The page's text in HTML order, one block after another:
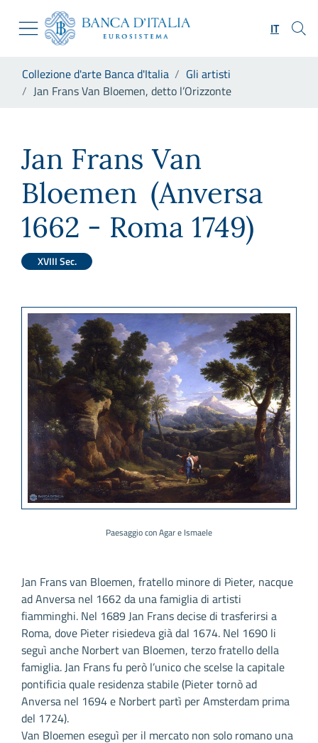
Skip to Main Content
Vai al sito istituzionale
Vai al menu di navigazione
Vai alla ricerca
Vai al footer
IT
Collezione d'arte Banca d'Italia
Gli artisti
Jan Frans Van Bloemen, detto l’Orizzonte
Jan Frans Van
Bloemen (Anversa
1662 - Roma 1749)
XVIII Sec.
Paesaggio con Agar e Ismaele
Jan Frans van Bloemen, fratello minore di Pieter, nacque
ad Anversa nel 1662 da una famiglia di artisti
fiamminghi. Nel 1689 Jan Frans decise di trasferirsi a
Roma, dove Pieter risiedeva già dal 1674. Nel 1690 li
seguì anche Norbert van Bloemen, terzo fratello della
famiglia. Jan Frans fu però l’unico che scelse la capitale
pontificia quale residenza stabile (Pieter tornò ad
Anversa nel 1694 e Norbert partì per Amsterdam prima
del 1724).
Van Bloemen eseguì per il mercato non solo romano una